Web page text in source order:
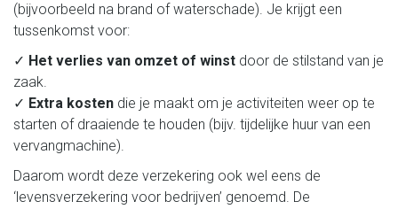
(bijvoorbeeld na brand of waterschade). Je krijgt een
tussenkomst voor:
✓ Het verlies van omzet of winst door de stilstand van je
zaak.
✓ Extra kosten die je maakt om je activiteiten weer op te
starten of draaiende te houden (bijv. tijdelijke huur van een
vervangmachine).
Daarom wordt deze verzekering ook wel eens de
‘levensverzekering voor bedrijven’ genoemd. De